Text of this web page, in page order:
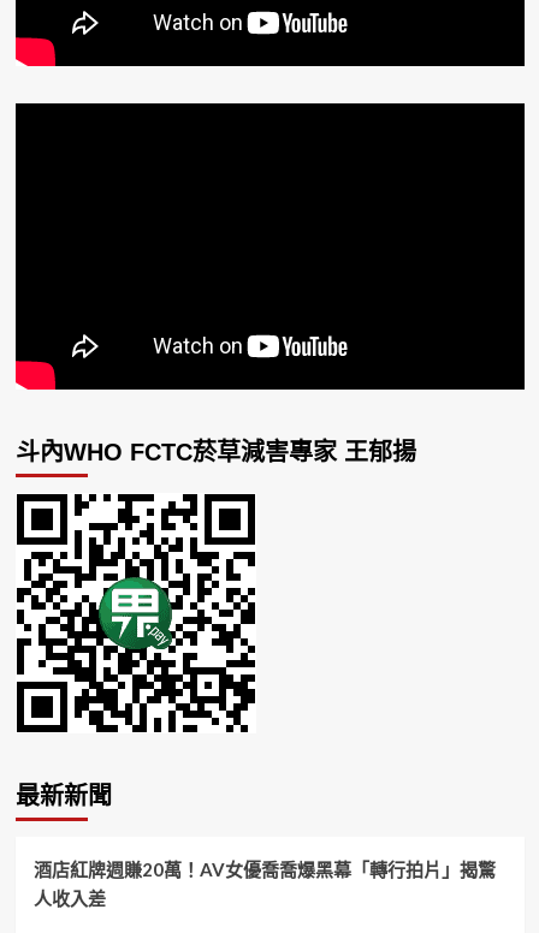
斗內WHO FCTC菸草減害專家 王郁揚
最新新聞
酒店紅牌週賺20萬！AV女優喬喬爆黑幕「轉行拍片」揭驚
人收入差